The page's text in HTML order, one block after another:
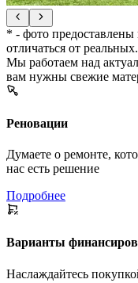
* - фото
отличаться от реальных.
Мы работаем над
вам нужны свежие
Реновации
Думаете о ремонте,
нас есть решение
Подробнее
Варианты
Наслаждайтесь